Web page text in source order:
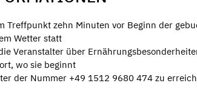
Treffpunkt zehn Minuten vor Beginn der
Wetter statt
Veranstalter über
wo sie beginnt
der Nummer +49 1512 9680 474 zu